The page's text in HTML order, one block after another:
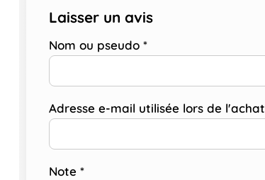
Laisser un avis
Nom ou pseudo *
Adresse e-mail utilisée lors de l'achat
Note *